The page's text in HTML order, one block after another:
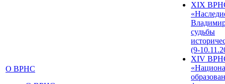
О ВРНС
XIX
судьбы
(9-
XIV